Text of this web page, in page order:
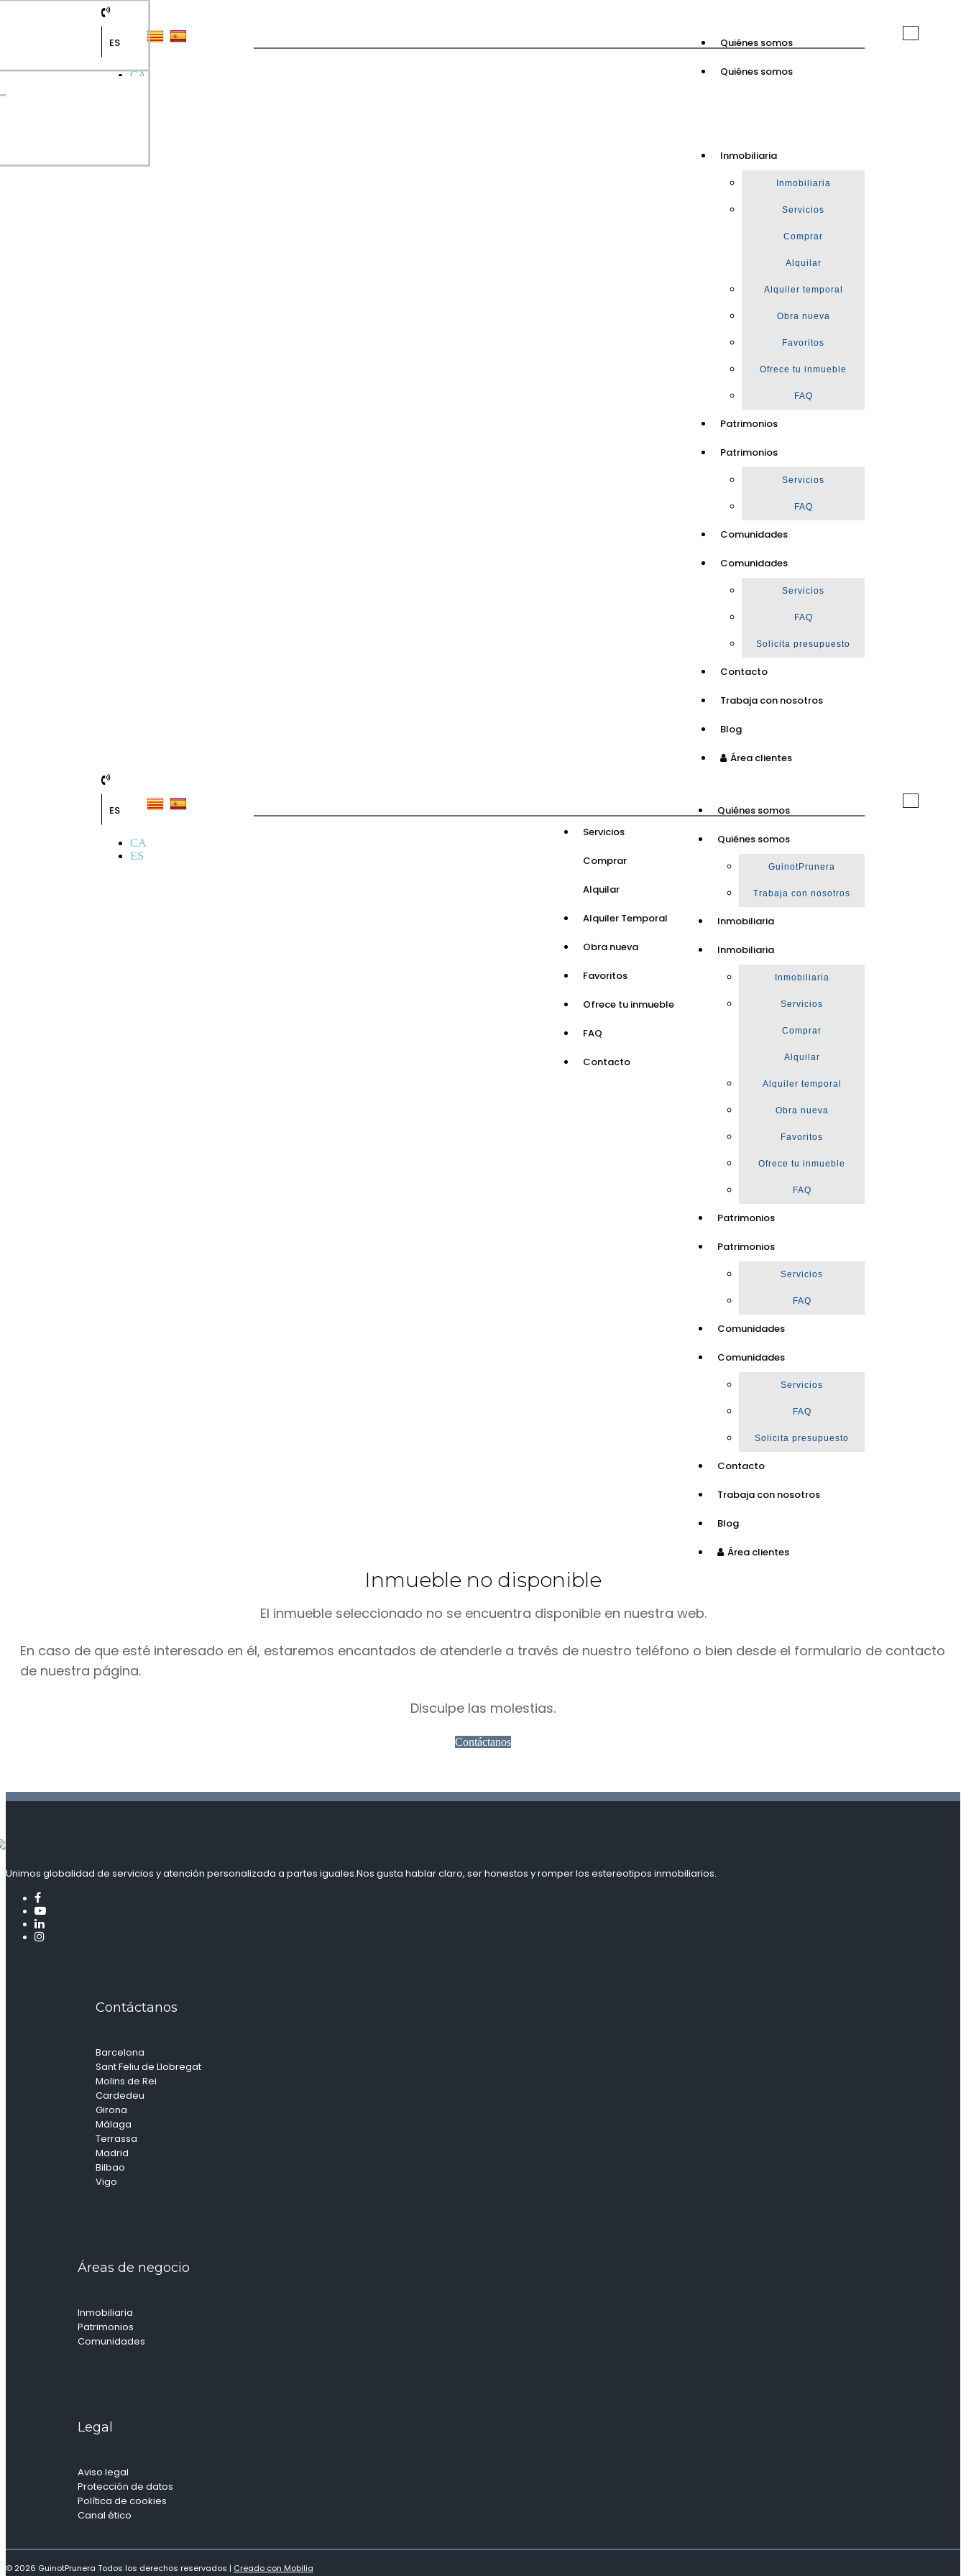
Toggle
Quiénes somos
Quiénes somos
Inmobiliaria
Inmobiliaria
Servicios
Comprar
Alquilar
Alquiler temporal
Obra nueva
Favoritos
Ofrece tu inmueble
FAQ
Patrimonios
Patrimonios
Servicios
FAQ
Comunidades
Comunidades
Servicios
FAQ
Solicita presupuesto
Contacto
Trabaja con nosotros
Blog
Área clientes
ES
CA
Toggle
Quiénes somos
Quiénes somos
GuinotPrunera
Trabaja con nosotros
Inmobiliaria
Inmobiliaria
Inmobiliaria
Servicios
Comprar
Alquilar
Alquiler temporal
Obra nueva
Favoritos
Ofrece tu inmueble
FAQ
Patrimonios
Patrimonios
Servicios
FAQ
Comunidades
Comunidades
Servicios
FAQ
Solicita presupuesto
Contacto
Trabaja con nosotros
Blog
Área clientes
ES
CA
ES
Servicios
Comprar
Alquilar
Alquiler Temporal
Obra nueva
Favoritos
Ofrece tu inmueble
FAQ
Contacto
Inmueble no disponible
El inmueble seleccionado no se encuentra disponible en nuestra web.
En caso de que esté interesado en él, estaremos encantados de atenderle a través de nuestro teléfono o bien desde el formulario de contacto
de nuestra página.
Disculpe las molestias.
Contáctanos
Unimos globalidad de servicios y atención personalizada a partes iguales.Nos gusta hablar claro, ser honestos y romper los estereotipos inmobiliarios.
Contáctanos
Barcelona
Sant Feliu de Llobregat
Molins de Rei
Cardedeu
Girona
Málaga
Terrassa
Madrid
Bilbao
Vigo
Áreas de negocio
Inmobiliaria
Patrimonios
Comunidades
Legal
Aviso legal
Protección de datos
Política de cookies
Canal ético
© 2026 GuinotPrunera Todos los derechos reservados | Creado con Mobilia